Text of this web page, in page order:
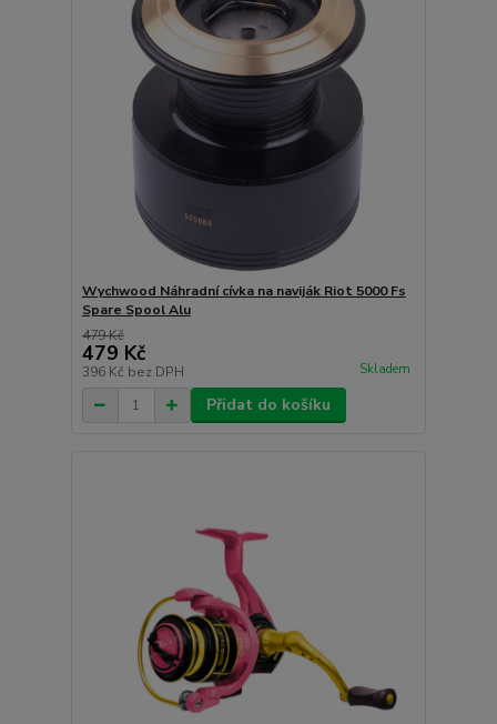
Wychwood Náhradní cívka na naviják Riot 5000 Fs
Spare Spool Alu
479 Kč
479 Kč
396 Kč bez DPH Skladem
Přidat do košíku